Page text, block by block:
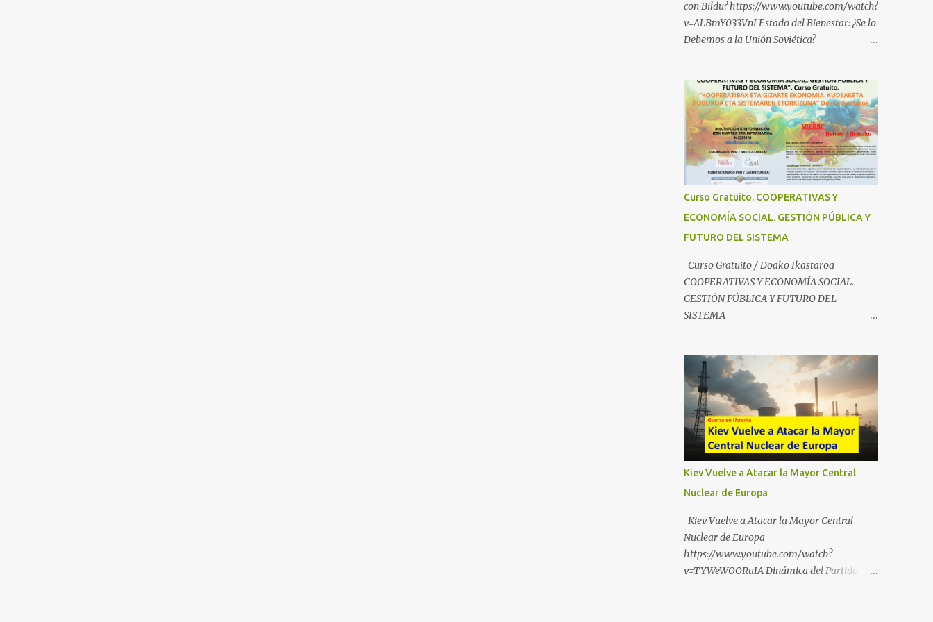
con Bildu? https://www.youtube.com/watch?
v=ALBmY033VnI Estado del Bienestar: ¿Se lo
Debemos a la Unión Soviética?
Cooperativas
https://www.youtube.com/watch?v=ylup-
4KPu5w Capitalismo Inclusivo y Cuarta
Revolución Industrial
https://www.youtube.com/shorts/dGKjgqEv
RHk ¿Conoces los nuevos canales de
BABESTU? Si quieres hacer algo, o
adolescentes vascos frente a abusos y
manipulaciones: BABESTUren kanal berriak
nerabeak abusu eta manipulazioetatik
babesteko zerbait egin nahi baduzu, edo
ideiak partekatu nahi badituzu: Telegram :
https://t.me/babestu_proteger WhatsApp :
6k0LKZJWzQyoE1T SÍGUENOS EN
YOUTUBE:
https://www.youtube.com/@ekaicenter?
sub_confirmation=1
Curso Gratuito. COOPERATIVAS Y
ECONOMÍA SOCIAL. GESTIÓN PÚBLICA Y
FUTURO DEL SISTEMA
Curso Gratuito / Doako Ikastaroa
COOPERATIVAS Y ECONOMÍA SOCIAL.
GESTIÓN PÚBLICA Y FUTURO DEL
SISTEMA
usp=sharing
Kiev Vuelve a Atacar la Mayor Central
Nuclear de Europa
Kiev Vuelve a Atacar la Mayor Central
Nuclear de Europa
https://www.youtube.com/watch?
v=TYWeWOORuIA Dinámica del Partido